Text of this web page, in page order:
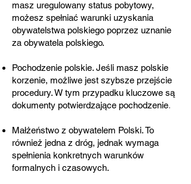
masz uregulowany status pobytowy,
możesz spełniać warunki uzyskania
obywatelstwa polskiego poprzez uznanie
za obywatela polskiego.
Pochodzenie polskie. Jeśli masz polskie
korzenie, możliwe jest szybsze przejście
procedury. W tym przypadku kluczowe są
dokumenty potwierdzające pochodzenie.
Małżeństwo z obywatelem Polski. To
również jedna z dróg, jednak wymaga
spełnienia konkretnych warunków
formalnych i czasowych.